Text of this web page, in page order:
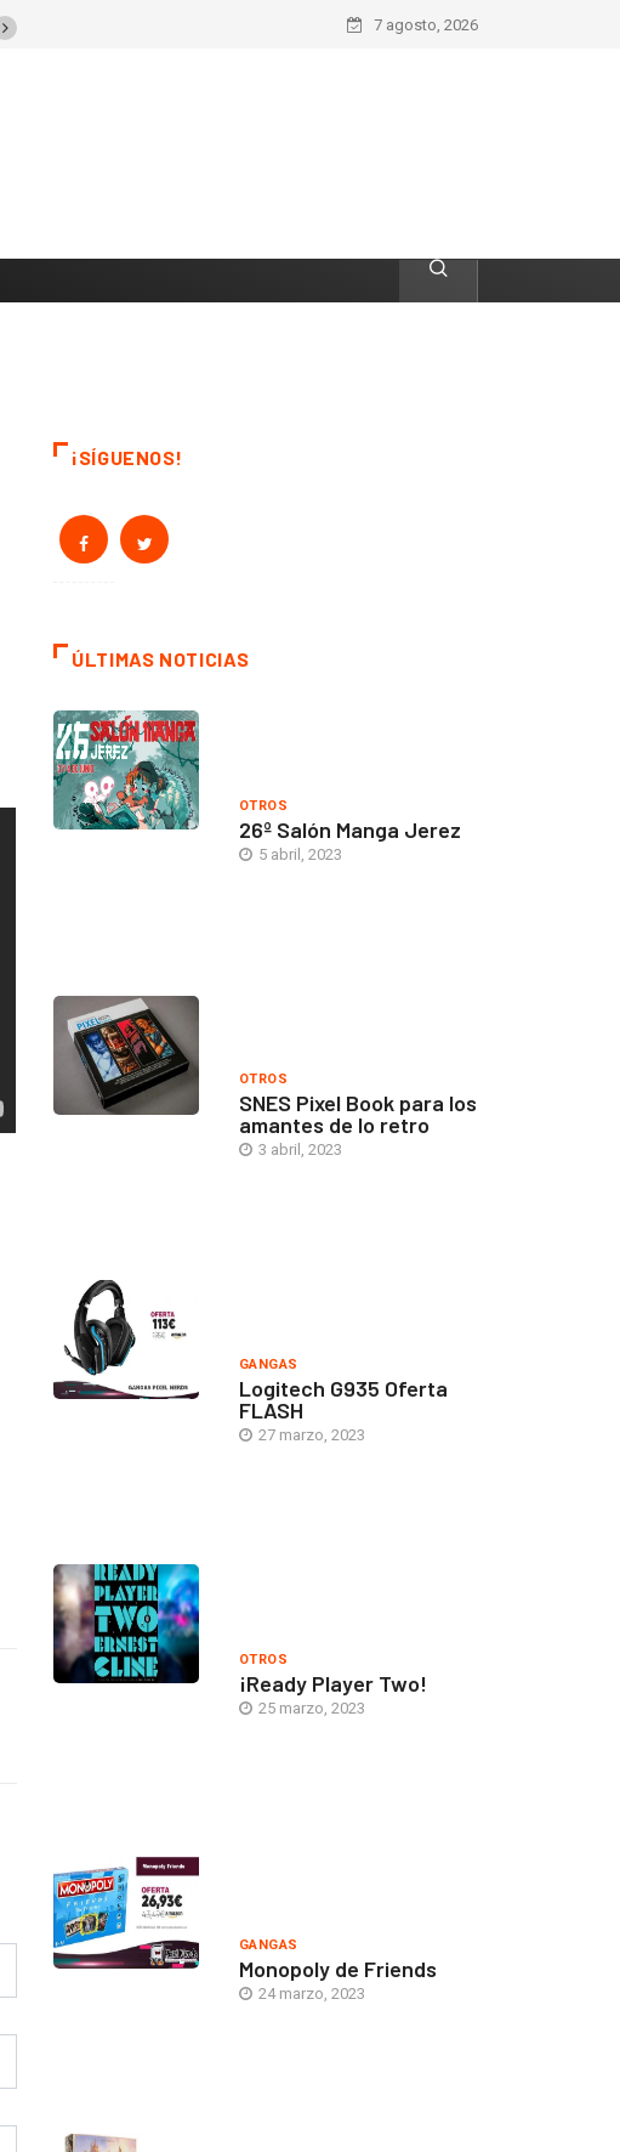
7 agosto, 2026
¡SÍGUENOS!
ÚLTIMAS NOTICIAS
OTROS
26º Salón Manga Jerez
5 abril, 2023
OTROS
SNES Pixel Book para los
amantes de lo retro
3 abril, 2023
GANGAS
Logitech G935 Oferta
FLASH
27 marzo, 2023
OTROS
¡Ready Player Two!
25 marzo, 2023
GANGAS
Monopoly de Friends
24 marzo, 2023